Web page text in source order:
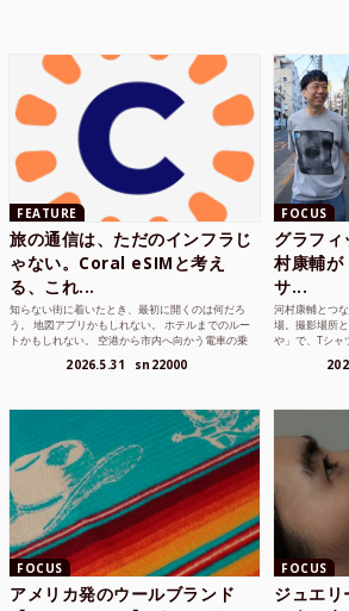
FEATURE
旅の通信は、ただのインフラじ
ゃない。Coral eSIMと考え
る、これ...
知らない街に着いたとき、最初に開くのは何だろ
う。 地図アプリかもしれない。 ホテルまでのルー
トかもしれない。 空港から市内へ向かう電車の乗
2026.5.31 sn22000
FOCUS
グラフィ
村康輔
サ...
河村康輔とつ
場。撮影場所
や」で、Tシャ
FOCUS
アメリカ発のウールブランド
FOCUS
ジュエ